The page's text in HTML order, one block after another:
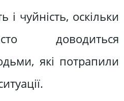
і чуйність, оскільки
доводиться
які потрапили